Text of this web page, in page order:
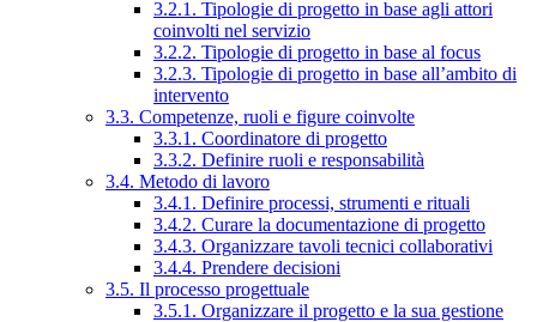
3.2.1. Tipologie di progetto in base agli attori
coinvolti nel servizio
3.2.2. Tipologie di progetto in base al focus
3.2.3. Tipologie di progetto in base all’ambito di
intervento
3.3. Competenze, ruoli e figure coinvolte
3.3.1. Coordinatore di progetto
3.3.2. Definire ruoli e responsabilità
3.4. Metodo di lavoro
3.4.1. Definire processi, strumenti e rituali
3.4.2. Curare la documentazione di progetto
3.4.3. Organizzare tavoli tecnici collaborativi
3.4.4. Prendere decisioni
3.5. Il processo progettuale
3.5.1. Organizzare il progetto e la sua gestione